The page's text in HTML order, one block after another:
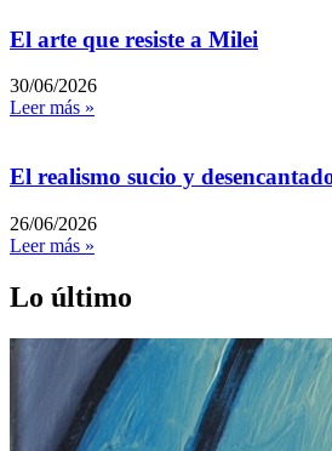
El arte que resiste a Milei
30/06/2026
Leer más »
El realismo sucio y
26/06/2026
Leer más »
Lo último